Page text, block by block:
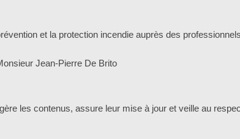
et la protection incendie auprès des
Jean-Pierre De Brito
les contenus, assure leur mise à jour et veille au